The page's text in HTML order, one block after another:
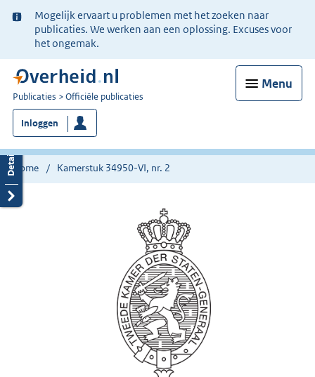
Ter
informatie:
Mogelijk ervaart u problemen met het zoeken naar
publicaties. We werken aan een oplossing. Excuses voor
het ongemak.
Menu
U
bent
nu
hier:
Publicaties Officiële publicaties
Inloggen
Home Kamerstuk 34950-VI, nr. 2